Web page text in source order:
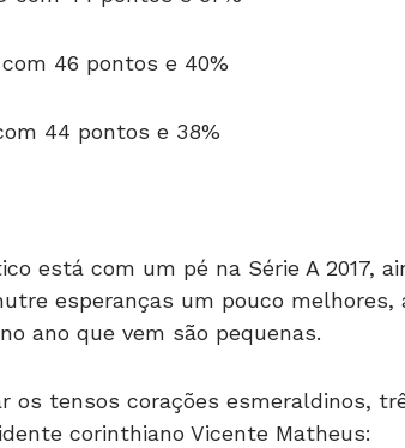
46 pontos e 40%
44 pontos e 38%
está com um pé na Série A 2017,
esperanças um pouco
ano que vem são pequenas.
os tensos corações esmeraldinos,
corinthiano Vicente Matheus: